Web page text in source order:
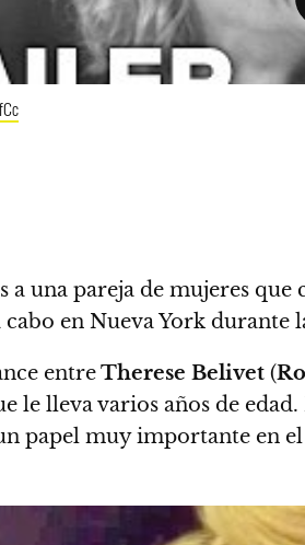
a una pareja de mujeres
en Nueva York durante
entreTherese Belivet (
le lleva varios años de edad.
papel muy importante en